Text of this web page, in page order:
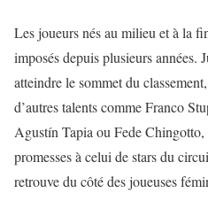
Les joueurs nés au milieu et à la
imposés depuis plusieurs années.
atteindre le sommet du
d’autres talents comme Franco
Agustín Tapia ou Fede Chingotto,
promesses à celui de stars du
retrouve du côté des joueuses